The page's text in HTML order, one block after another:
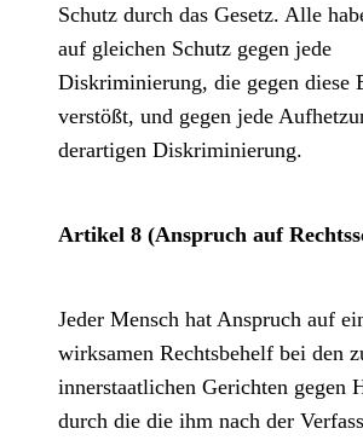
Schutz durch das Gesetz. Alle
auf gleichen Schutz gegen jede
Diskriminierung, die gegen diese
verstößt, und gegen jede
derartigen Diskriminierung.
Artikel 8 (Anspruch auf
Jeder Mensch hat Anspruch auf
wirksamen Rechtsbehelf bei den
innerstaatlichen Gerichten gegen
durch die die ihm nach der